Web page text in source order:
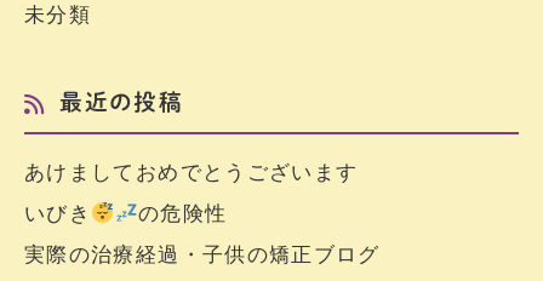
未分類
最近の投稿
あけましておめでとうございます
いびき
の危険性
実際の治療経過・子供の矯正ブログ